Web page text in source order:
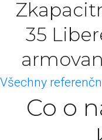
35
Všechny
Co o